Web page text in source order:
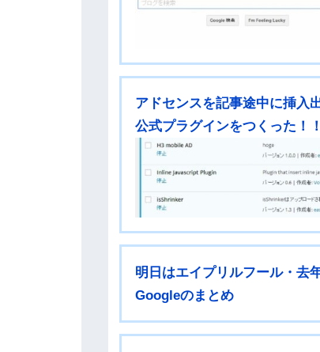
アドセンスを記事途中に挿入
公式プラグインをつくった！！
明日はエイプリルフール・去
Googleのまとめ